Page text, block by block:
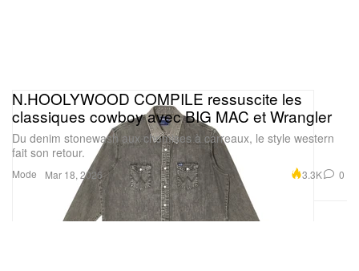
Mode
N.HOOLYWOOD COMPILE ressuscite les
classiques cowboy avec BIG MAC et Wrangler
Du denim stonewash aux chemises à carreaux, le style western
fait son retour.
Mar 18, 2026 3.3K 0